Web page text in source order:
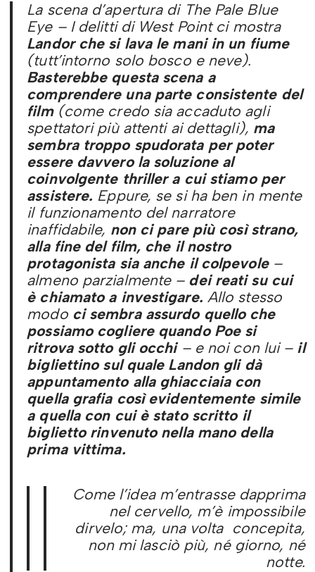
La scena d’apertura di The Pale Blue
Eye – I delitti di West Pointci mostra
Landor che si lava le mani in un fiume
(tutt’intorno solo bosco e neve).
Basterebbe questa scena a
comprendere una parte consistente del
film(come credo sia accaduto agli
spettatori più attenti ai dettagli), ma
sembra troppo spudorata per poter
essere davvero la soluzione al
coinvolgente thriller a cui stiamo per
assistere. Eppure, se si ha ben in mente
il funzionamento del narratore
inaffidabile, non ci pare più così strano,
alla fine del film, che il nostro
protagonista sia anche il colpevole–
almeno parzialmente – dei reati su cui
è chiamato a investigare. Allo stesso
modo ci sembra assurdo quello che
possiamo cogliere quando Poe si
ritrova sotto gli occhi– e noi con lui –il
bigliettino sul quale Landon gli dà
appuntamento alla ghiacciaia con
quella grafia così evidentemente simile
a quella con cui è stato scritto il
biglietto rinvenuto nella mano della
prima vittima.
Come l’idea m’entrasse dapprima
nel cervello, m’è impossibile
dirvelo; ma, una volta concepita,
non mi lasciò più, né giorno, né
notte.